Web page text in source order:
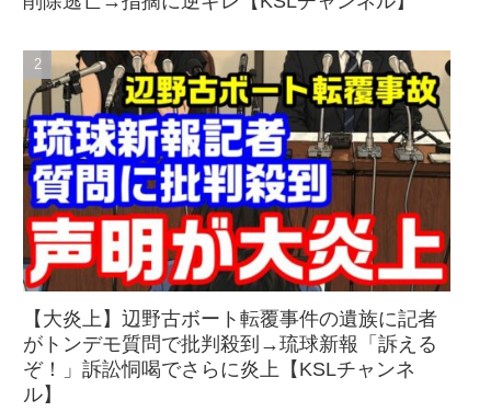
【大炎上】辺野古ボート転覆事件の遺族に記者
がトンデモ質問で批判殺到→琉球新報「訴える
ぞ！」訴訟恫喝でさらに炎上【KSLチャンネ
ル】